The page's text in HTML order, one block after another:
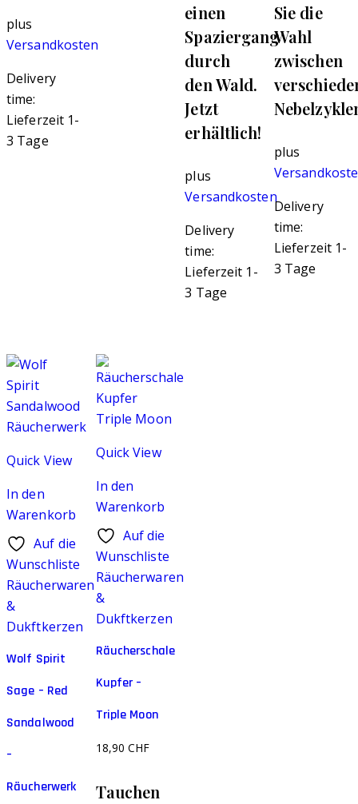
plus
Versandkosten
Delivery
time:
Lieferzeit 1-
3 Tage
einen
Spaziergang
durch
den Wald.
Jetzt
erhältlich!
plus
Versandkosten
Delivery
time:
Lieferzeit 1-
3 Tage
Sie die
Wahl
zwischen
plus
Delivery
time:
Lieferzeit 1-
3 Tage
Quick View
In den
Warenkorb
Auf die
Wunschliste
Räucherwaren
&
Dukftkerzen
Wolf Spirit
Sage – Red
Sandalwood
–
Räucherwerk
Quick View
In den
Warenkorb
Auf die
Wunschliste
Räucherwaren
&
Dukftkerzen
Räucherschale
Kupfer –
Triple Moon
18,90CHF
Tauchen